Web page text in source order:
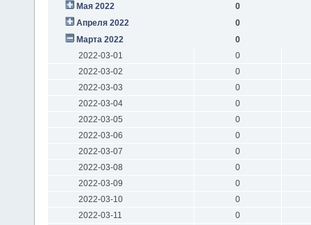
Мая 2022
0
Апреля 2022
0
Марта 2022
0
2022-03-01
0
2022-03-02
0
2022-03-03
0
2022-03-04
0
2022-03-05
0
2022-03-06
0
2022-03-07
0
2022-03-08
0
2022-03-09
0
2022-03-10
0
2022-03-11
0